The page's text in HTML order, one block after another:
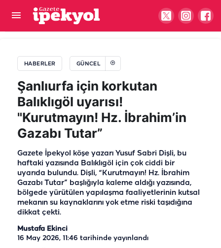
HABERLER GÜNCEL
Şanlıurfa için korkutan
Balıklıgöl uyarısı!
"Kurutmayın! Hz. İbrahim’in
Gazabı Tutar”
Gazete İpekyol köşe yazarı Yusuf Sabri Dişli, bu
haftaki yazısında Balıklıgöl için çok ciddi bir
uyarıda bulundu. Dişli, “Kurutmayın! Hz. İbrahim
Gazabı Tutar” başlığıyla kaleme aldığı yazısında,
bölgede yürütülen yapılaşma faaliyetlerinin kutsal
mekanın su kaynaklarını yok etme riski taşıdığına
dikkat çekti.
Mustafa Ekinci
16 May 2026, 11:46 tarihinde yayınlandı
Şehir hastanesi önünde toz tepki çekmişti!